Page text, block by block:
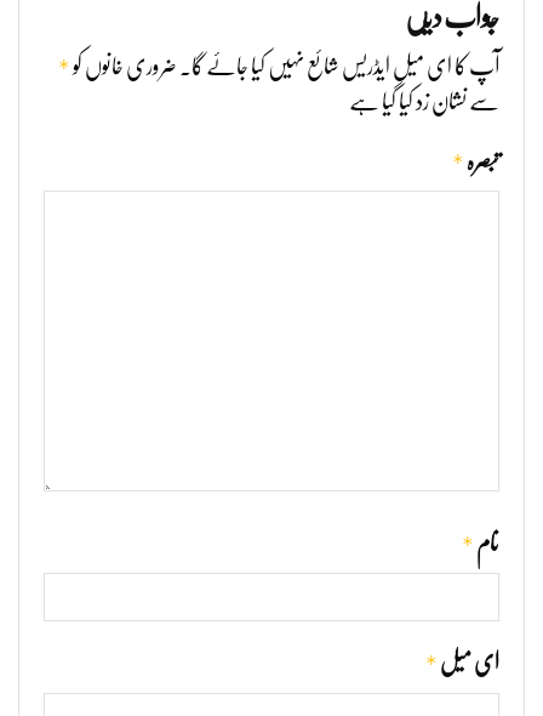
جواب دیں
آپ کا ای میل ایڈریس شائع نہیں کیا جائے گا۔ ضروری خانوں کو*
سے نشان زد کیا گیا ہے
تبصرہ *
نام *
ای میل *